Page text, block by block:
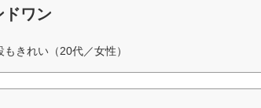
ドワン
きれい（20代／女性）